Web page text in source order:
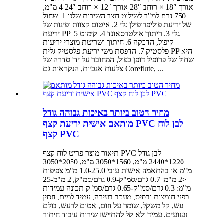
אורך 18″ × רוחב 28″ אורך 12″ × רוחב 24″ 4 מ"מ,
750 גרם למ"ר לשילוט חצר השירות שלנו 1. שחול
של יריעת פוליפרופילן גלי 2. איטום קצוות ופינות של
יריעת PP גלי 3. ריתוך אולטרסאונד 4. קימוט 5.
קיפול, הדבקה 6. חיתוך ושריטת מוצרי יריעות
פלסטיק 7. הדפסת משי יריעת פלסטיק גלית PP היא
שחול של פרופיל דופן כפול, המחובר על ידי סדרה של
צלעות אנכיות, הנקראות גם Coreflute, ...
מחיר הטוב ביותר באיכות גבוהה גודל
מותאם אישית יריעת קצף PVC לבן לוח
קצף PVC
תיאור מוצר פריט לוח קצף PVC לבן גודל
1220*2440 מ"מ, 1560*3050 מ"מ, 2050*3050
מ"מ או בהתאמה אישית עובי 1.0-25.0 מ"מ צפיפות
<2 מ"מ: 0.7 גרם/סמ"ק-0.9 גרם/סמ"ק, 2 מ"מ-25
מ"מ: 0.3 גרם/סמ"ק-0.65 גרם/סמ"ק תכונה עמידות
בפני חומצות ובסיס, מעכב בעירה, עמיד למים, חסין
עש, קל משקל, שומר על חום, אטום לרעש, בולם
זעזועים, עמיד ולא קל להתיישן שירות עיבוד חיתוך